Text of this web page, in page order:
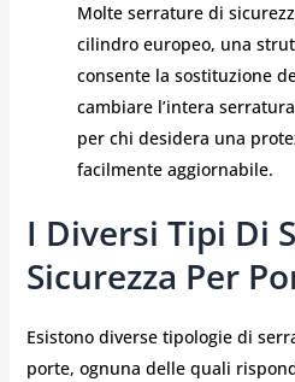
Molte serrature di
cilindro europeo, una
consente la sostituzione
cambiare l’intera
per chi desidera una
facilmente aggiornabile.
I Diversi Tipi Di
Sicurezza Per
Esistono diverse tipologie di
porte, ognuna delle quali